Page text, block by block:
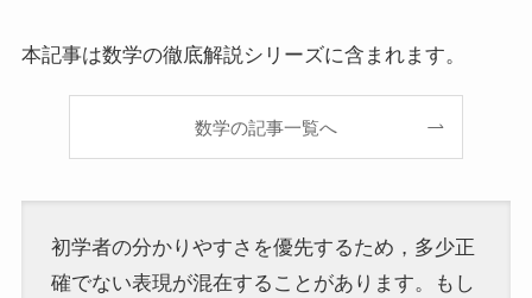
本記事は数学の徹底解説シリーズに含まれます。
数学の記事一覧へ
初学者の分かりやすさを優先するため，多少正
確でない表現が混在することがあります。もし